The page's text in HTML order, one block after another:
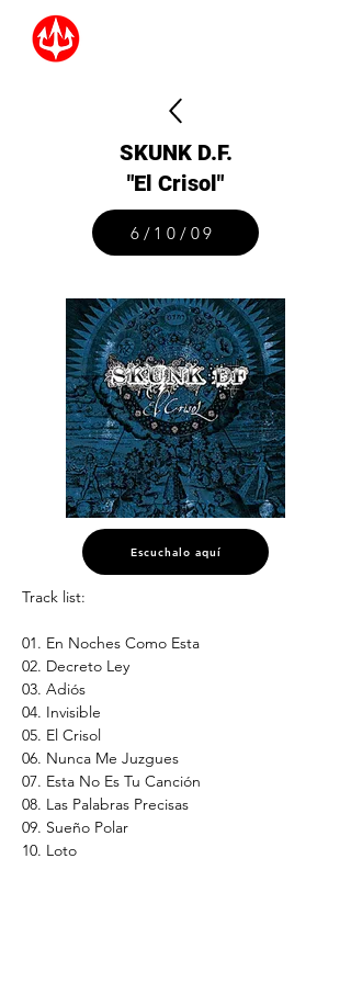
SKUNK D.F.
"El Crisol"
6/10/09
Escuchalo aquí
Track list:
01. En Noches Como Esta
02. Decreto Ley
03. Adiós
04. Invisible
05. El Crisol
06. Nunca Me Juzgues
07. Esta No Es Tu Canción
08. Las Palabras Precisas
09. Sueño Polar
10. Loto